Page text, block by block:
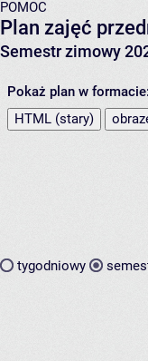
POMOC
Plan zajęć
Semestr zimowy
Pokaż plan w formacie:
HTML (stary)
tygodniowy